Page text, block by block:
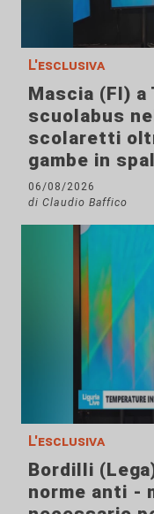
L'esclusiva
Mascia (FI)
scuolabus
scolaretti
gambe in
06/08/2026
di Claudio Baffico
L'esclusiva
Bordilli
norme anti -